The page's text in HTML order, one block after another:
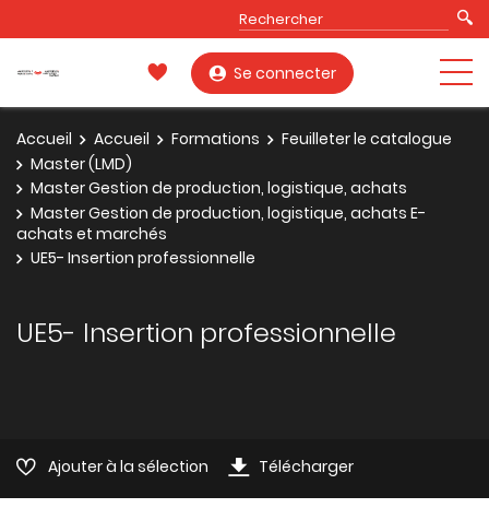
Se connecter
Accueil Accueil Formations
Feuilleter le catalogue
Master (LMD)
Master Gestion de production, logistique, achats
Master Gestion de production, logistique, achats E-
achats et marchés
UE5- Insertion professionnelle
UE5- Insertion professionnelle
Ajouter à la sélection Télécharger